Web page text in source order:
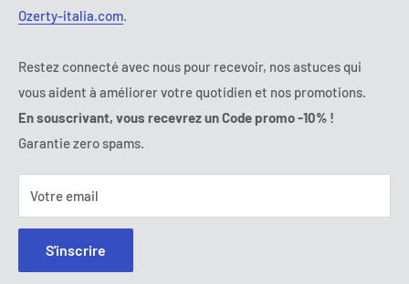
Règlement en Ligne des Litiges
Jeudi :
9:00 - 18:00
Samedi - Dimanche :
09 70 01 97 37
E-mail:
contact@ozerty-france.com
Ozerty-italia.com.
Restez connecté avec nous pour recevoir, nos astuces qui
vous aident à améliorer votre quotidien et nos promotions.
En souscrivant, vous recevrez un Code promo -10% !
Garantie zero spams.
Votre email
S'inscrire